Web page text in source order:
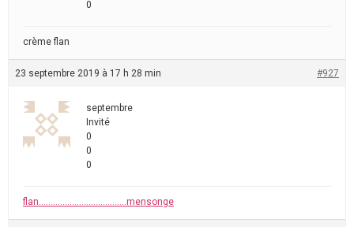
0
crème flan
23 septembre 2019 à 17 h 28 min #927
septembre
Invité
0
0
0
flan……………………………….mensonge